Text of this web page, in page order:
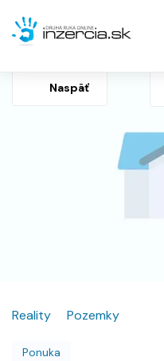
Naspäť
Reality Pozemky
Ponuka